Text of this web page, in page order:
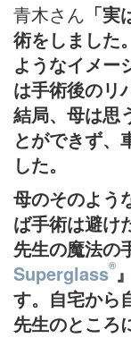
青木さん 「
術をしました
ようなイメー
は手術後のリ
結局、母は思
とができず、
した。
母のそのよう
ば手術は避け
先生の魔法の
Superglass®
す。自宅から
先生のところ